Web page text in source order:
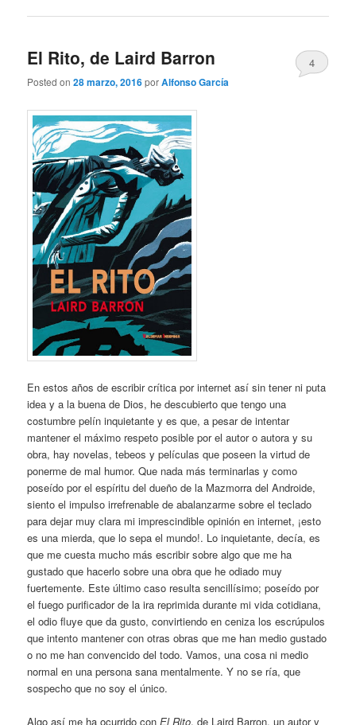
El Rito, de Laird Barron
Posted on28 marzo, 2016porAlfonso García
4
En estos años de escribir crítica por internet así sin tener ni puta
idea y a la buena de Dios, he descubierto que tengo una
costumbre pelín inquietante y es que, a pesar de intentar
mantener el máximo respeto posible por el autor o autora y su
obra, hay novelas, tebeos y películas que poseen la virtud de
ponerme de mal humor. Que nada más terminarlas y como
poseído por el espíritu del dueño de la Mazmorra del Androide,
siento el impulso irrefrenable de abalanzarme sobre el teclado
para dejar muy clara mi imprescindible opinión en internet, ¡esto
es una mierda, que lo sepa el mundo!. Lo inquietante, decía, es
que me cuesta mucho más escribir sobre algo que me ha
gustado que hacerlo sobre una obra que he odiado muy
fuertemente. Este último caso resulta sencillísimo; poseído por
el fuego purificador de la ira reprimida durante mi vida cotidiana,
el odio fluye que da gusto, convirtiendo en ceniza los escrúpulos
que intento mantener con otras obras que me han medio gustado
o no me han convencido del todo. Vamos, una cosa ni medio
normal en una persona sana mentalmente. Y no se ría, que
sospecho que no soy el único.
Algo así me ha ocurrido conEl Rito, de Laird Barron, un autor y